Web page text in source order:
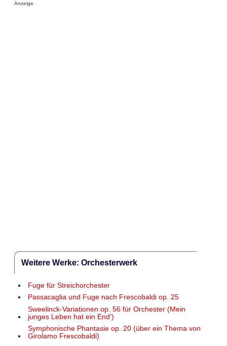
Anzeige
Weitere Werke: Orchesterwerk
Fuge für Streichorchester
Passacaglia und Fuge nach Frescobaldi op. 25
Sweelinck-Variationen op. 56 für Orchester (Mein
junges Leben hat ein End')
Symphonische Phantasie op. 20 (über ein Thema von
Girolamo Frescobaldi)